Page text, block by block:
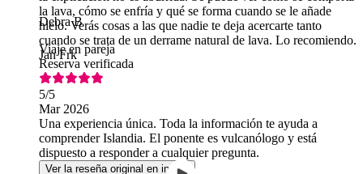
la lava, cómo se enfría y qué se forma cuando se le añade
hielo. Verás cosas a las que nadie te deja acercarte tanto
cuando se trata de un derrame natural de lava. Lo recomiendo.
Jan Frk
Debra B
Viaje en pareja
Reserva verificada
5/5
Mar 2026
Una experiencia única. Toda la información te ayuda a
comprender Islandia. El ponente es vulcanólogo y está
dispuesto a responder a cualquier pregunta.
Ver la reseña original en inglés